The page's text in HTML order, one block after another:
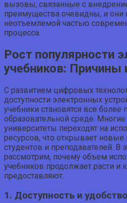
вызовы, связанные с
преимущества очевидны, и они
неотъемлемой частью
процесса.
Рост популярности
учебников: Причины
С развитием цифровых
доступности электронных
учебники становятся все
образовательной среде.
университеты переходят на
ресурсов, что открывает
студентов и преподавателей. В
рассмотрим, почему объем
учебников продолжает расти и
предоставляют.
1. Доступность и удобство